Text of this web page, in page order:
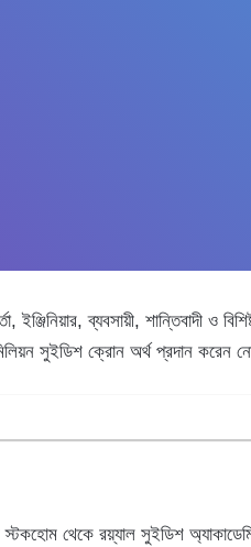
ইঞ্জিনিয়ার, ব্যবসায়ী, শান্তিবাদী
সুইডিশ ক্রোন অর্থ প্রদান করেন
স্টকহোম থেকে রয়্যাল সুইডিশ